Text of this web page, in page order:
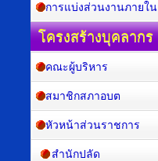
การแบ่งส่วนงานภายใน
โครงสร้างบุคลากร
คณะผู้บริหาร
สมาชิกสภาอบต
หัวหน้าส่วนราชการ
สำนักปลัด